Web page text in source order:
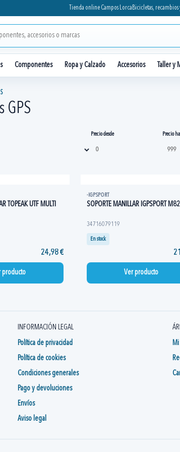
Tienda online Campos Lorca Bicicletas, recambios
Componentes Ropa y Calzado Accesorios Taller
GPS
Precio desde Precio
TOPEAK UTF MULTI
24,98 €
producto
-IGPSPORT
SOPORTE MANILLAR IGPSPORT
34716079119
En stock
Ver producto
INFORMACIÓN LEGAL
Política de privacidad
Política de cookies
Condiciones generales
Pago y devoluciones
Envíos
Aviso legal